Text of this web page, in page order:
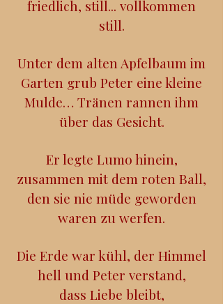
friedlich, still... vollkommen
still.
Unter dem alten Apfelbaum im
Garten grub Peter eine kleine
Mulde… Tränen rannen ihm
über das Gesicht.
Er legte Lumo hinein,
zusammen mit dem roten Ball,
den sie nie müde geworden
waren zu werfen.
Die Erde war kühl, der Himmel
hell und Peter verstand,
dass Liebe bleibt,